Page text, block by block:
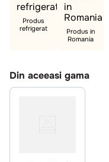
. ceafa
aripi
10
Produs
refrigerat
Produs in
Romania
Din aceeasi gama